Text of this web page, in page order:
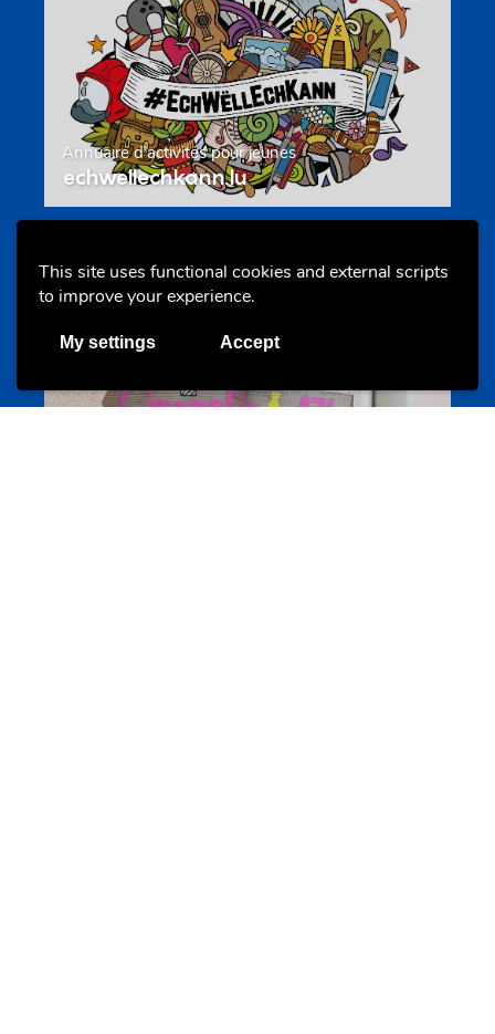
This site uses functional cookies and external scripts
to improve your experience.
My settings Accept
Annuaire d’activités pour jeunes
echwellechkann.lu
Offres & Initiatives